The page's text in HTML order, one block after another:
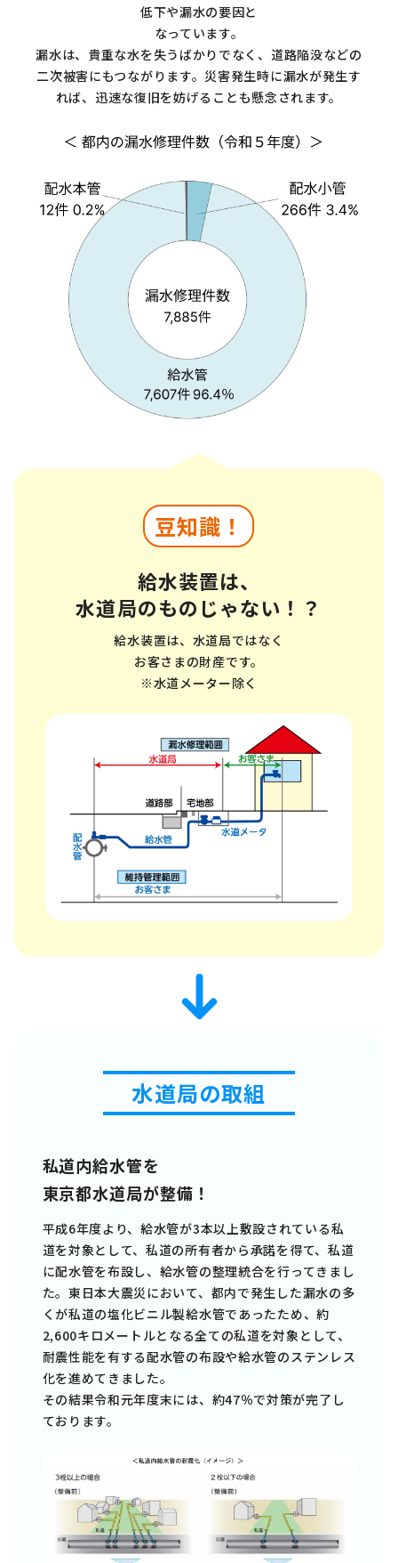
低下や漏水の要因と
なっています。
漏水は、貴重な水を失うばかりでなく、道路陥没などの
二次被害にもつながります。災害発生時に漏水が発生す
れば、迅速な復旧を妨げることも懸念されます。
豆知識！
給水装置は、
水道局のものじゃない！？
給水装置は、水道局ではなく
お客さまの財産です。
※水道メーター除く
水道局の取組
私道内給水管を
東京都水道局が整備！
平成6年度より、給水管が3本以上敷設されている私
道を対象として、私道の所有者から承諾を得て、私道
に配水管を布設し、給水管の整理統合を行ってきまし
た。東日本大震災において、都内で発生した漏水の多
くが私道の塩化ビニル製給水管であったため、約
2,600キロメートルとなる全ての私道を対象として、
耐震性能を有する配水管の布設や給水管のステンレス
化を進めてきました。
その結果令和元年度末には、約47％で対策が完了し
ております。